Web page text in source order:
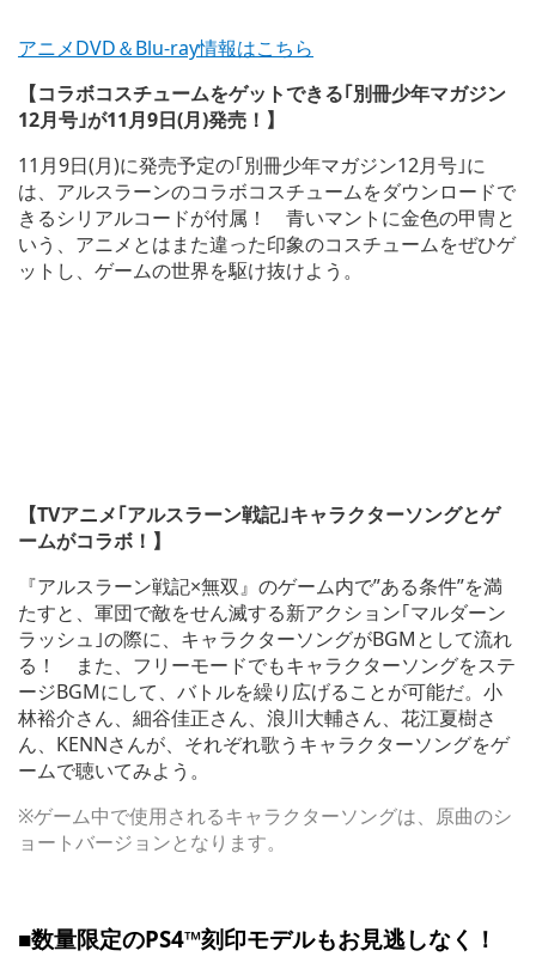
アニメDVD＆Blu-ray情報はこちら
【コラボコスチュームをゲットできる｢別冊少年マガジン
12月号｣が11月9日(月)発売！】
11月9日(月)に発売予定の｢別冊少年マガジン12月号｣に
は、アルスラーンのコラボコスチュームをダウンロードで
きるシリアルコードが付属！ 青いマントに金色の甲冑と
いう、アニメとはまた違った印象のコスチュームをぜひゲ
ットし、ゲームの世界を駆け抜けよう。
【TVアニメ｢アルスラーン戦記｣キャラクターソングとゲ
ームがコラボ！】
『アルスラーン戦記×無双』のゲーム内で”ある条件”を満
たすと、軍団で敵をせん滅する新アクション｢マルダーン
ラッシュ｣の際に、キャラクターソングがBGMとして流れ
る！ また、フリーモードでもキャラクターソングをステ
ージBGMにして、バトルを繰り広げることが可能だ。小
林裕介さん、細谷佳正さん、浪川大輔さん、花江夏樹さ
ん、KENNさんが、それぞれ歌うキャラクターソングをゲ
ームで聴いてみよう。
※ゲーム中で使用されるキャラクターソングは、原曲のシ
ョートバージョンとなります。
■数量限定のPS4™刻印モデルもお見逃しなく！